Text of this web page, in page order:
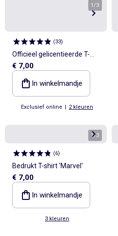
1 /3
(33)
Officieel gelicentieerde T-
shirts van het FIFA
Wereldkampioenschap 26™ -
Italië
€ 7,00
In winkelmandje
Exclusief online | 2 kleuren
1/3
(6)
Bedrukt T-shirt 'Marvel'
€ 7,00
In winkelmandje
3 kleuren